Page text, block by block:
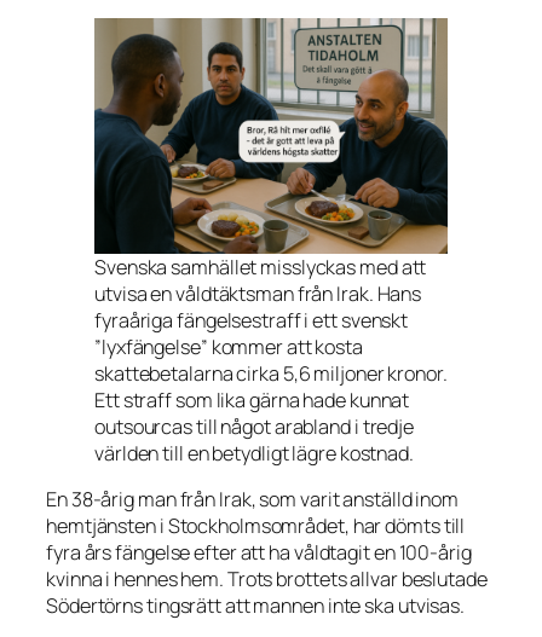
Svenska samhället misslyckas med att
utvisa en våldtäktsman från Irak. Hans
fyraåriga fängelsestraff i ett svenskt
”lyxfängelse” kommer att kosta
skattebetalarna cirka 5,6 miljoner kronor.
Ett straff som lika gärna hade kunnat
outsourcas till något arabland i tredje
världen till en betydligt lägre kostnad.
En 38-årig man från Irak, som varit anställd inom
hemtjänsten i Stockholmsområdet, har dömts till
fyra års fängelse efter att ha våldtagit en 100-årig
kvinna i hennes hem. Trots brottets allvar beslutade
Södertörns tingsrätt att mannen inte ska utvisas.